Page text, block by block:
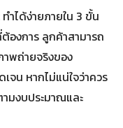
ได้ง่ายภายใน 3 ขั้น
องการ ลูกค้าสามารถ
าพถ่ายจริงของ
น หากไม่แน่ใจว่าควร
มงบประมาณและ